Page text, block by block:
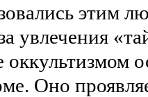
этим
увлечения
оккультизмом
Оно